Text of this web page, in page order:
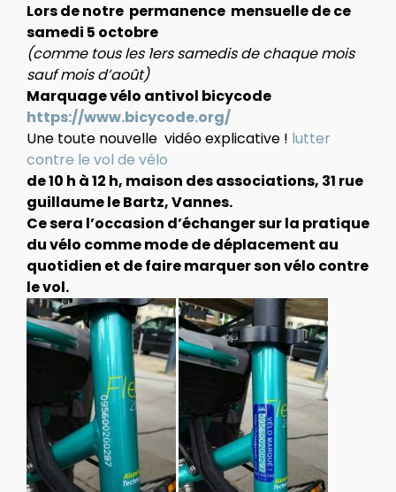
Lors de notre permanence mensuelle de ce
samedi 5 octobre
(comme tous les 1ers samedis de chaque mois
sauf mois d’août)
Marquage vélo antivol bicycode
https://www.bicycode.org/
Une toute nouvelle vidéo explicative ! lutter
contre le vol de vélo
de10 h à 12 h, maison des associations, 31 rue
guillaume le Bartz,Vannes.
Cesera l’occasion d’échanger sur la pratique
du vélo comme mode de déplacement au
quotidien et de faire marquer son vélo contre
le vol.